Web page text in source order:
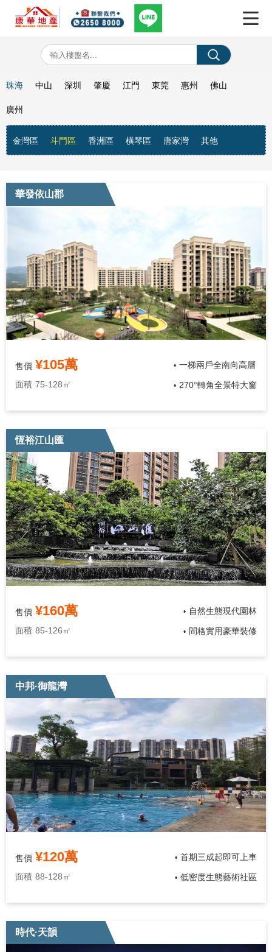
珠海
金灣區 斗門區 香洲區 橫琴區 唐家灣 其他
中山 深圳 肇慶 江門 東莞 惠州 佛山
廣州
華發依山郡
售價 ¥105萬
面積 75-128㎡
• 一梯兩戶全南向高層
• 270°轉角全景特大窗
恆裕江山匯
售價 ¥160萬
面積 85-126㎡
• 自然生態現代園林
• 間格實用豪華裝修
中邦·御龍灣
售價 ¥120萬
面積 88-128㎡
• 首期三成起即可上車
• 低密度生態藝術社區
時代·天韻